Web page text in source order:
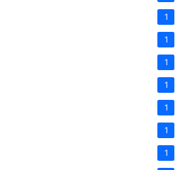
1
1
1
1
1
1
1